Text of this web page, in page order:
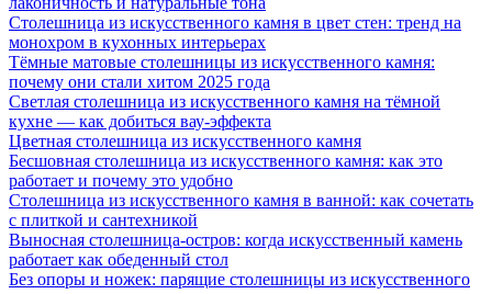
Столешница из искусственного камня в цвет стен: тренд на
монохром в кухонных интерьерах
Тёмные матовые столешницы из искусственного камня:
почему они стали хитом 2025 года
Светлая столешница из искусственного камня на тёмной
кухне — как добиться вау-эффекта
Цветная столешница из искусственного камня
Бесшовная столешница из искусственного камня: как это
работает и почему это удобно
Столешница из искусственного камня в ванной: как сочетать
с плиткой и сантехникой
Выносная столешница-остров: когда искусственный камень
работает как обеденный стол
Без опоры и ножек: парящие столешницы из искусственного